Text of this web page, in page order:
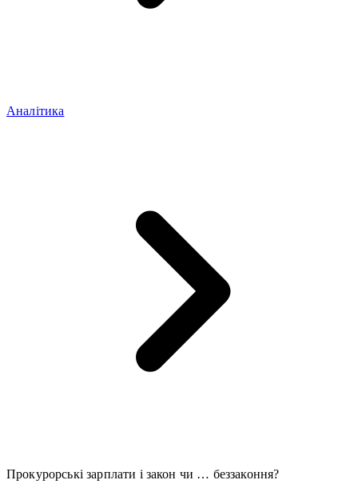
Аналітика
Прокурорські зарплати і закон чи … беззаконня?